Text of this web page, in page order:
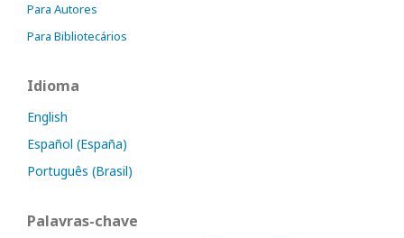
Para Autores
Para Bibliotecários
Idioma
English
Español (España)
Português (Brasil)
Palavras-chave